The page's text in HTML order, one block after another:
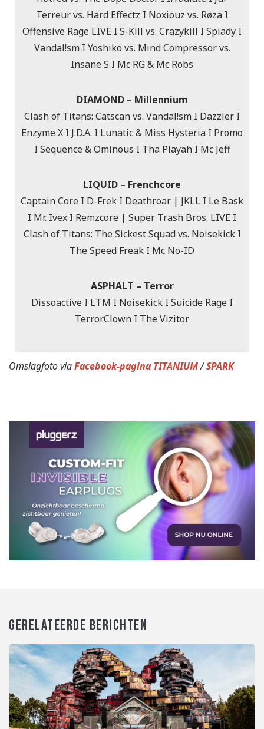
Terreur vs. Hard Effectz I Noxiouz vs. Røza I
Offensive Rage LIVE I S-Kill vs. Crazykill I Spiady I
Vandal!sm I Yoshiko vs. Mind Compressor vs.
Insane S I Mc RG & Mc Robs
DIAMOND – Millennium
Clash of Titans: Catscan vs. Vandal!sm I Dazzler I
Enzyme X I J.D.A. I Lunatic & Miss Hysteria I Promo
I Sequence & Ominous I Tha Playah I Mc Jeff
LIQUID – Frenchcore
Captain Core I D-Frek I Deathroar | JKLL I Le Bask
I Mr. Ivex I Remzcore | Super Trash Bros. LIVE I
Clash of Titans: The Sickest Squad vs. Noisekick I
The Speed Freak I Mc No-ID
ASPHALT – Terror
Dissoactive I LTM I Noisekick I Suicide Rage I
TerrorClown I The Vizitor
Omslagfoto viaFacebook-pagina TITANIUM/SPARK
GERELATEERDE BERICHTEN